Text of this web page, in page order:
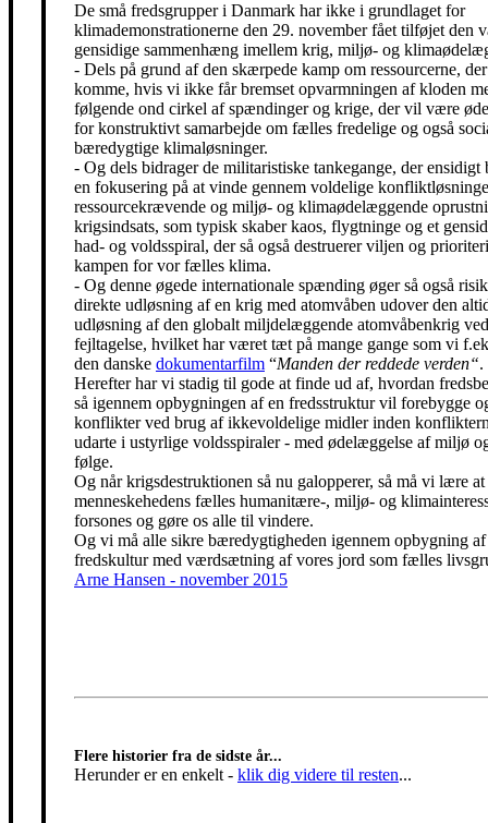
De små fredsgrupper i Danmark har ikke i grundlaget for
klimademonstrationerne den 29. november fået tilføjet den
gensidige sammenhæng imellem krig, miljø- og
- Dels på grund af den skærpede kamp om ressourcerne,
komme, hvis vi ikke får bremset opvarmningen af kloden
følgende ond cirkel af spændinger og krige, der vil være
for konstruktivt samarbejde om fælles fredelige og også
bæredygtige klimaløsninger.
- Og dels bidrager de militaristiske tankegange, der ensidigt
en fokusering på at vinde gennem voldelige
ressourcekrævende og miljø- og klimaødelæggende
krigsindsats, som typisk skaber kaos, flygtninge og et
had- og voldsspiral, der så også destruerer viljen og
kampen for vor fælles klima.
- Og denne øgede internationale spænding øger så også
direkte udløsning af en krig med atomvåben udover den
udløsning af den globalt miljdelæggende atomvåbenkrig
fejltagelse, hvilket har været tæt på mange gange som vi
den danske dokumentarfilm “Manden der reddede verden“.
Herefter har vi stadig til gode at finde ud af, hvordan
så igennem opbygningen af en fredsstruktur vil forebygge
konflikter ved brug af ikkevoldelige midler inden
udarte i ustyrlige voldsspiraler - med ødelæggelse af miljø
følge.
Og når krigsdestruktionen så nu galopperer, så må vi lære
menneskehedens fælles humanitære-, miljø- og
forsones og gøre os alle til vindere.
Og vi må alle sikre bæredygtigheden igennem opbygning af
fredskultur med værdsætning af vores jord som fælles
Arne Hansen - november 2015
Flere historier fra de sidste år...
Herunder er en enkelt - klik dig videre til resten...